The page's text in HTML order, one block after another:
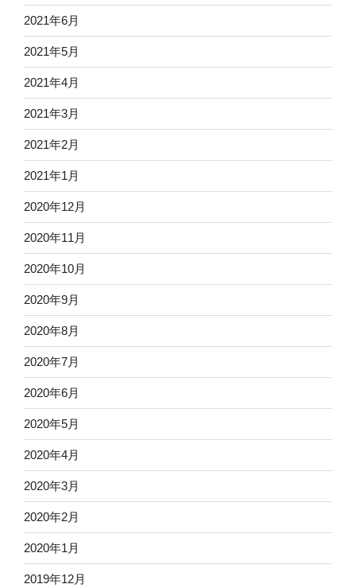
2021年6月
2021年5月
2021年4月
2021年3月
2021年2月
2021年1月
2020年12月
2020年11月
2020年10月
2020年9月
2020年8月
2020年7月
2020年6月
2020年5月
2020年4月
2020年3月
2020年2月
2020年1月
2019年12月